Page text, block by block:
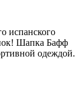
испанского
Шапка Бафф
одеждой.